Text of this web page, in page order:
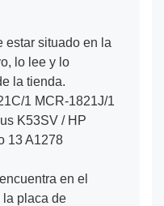
estar situado en la
lo lee y lo
la tienda.
1 MCR-1821J/1
K53SV / HP
13 A1278
en el
la placa de